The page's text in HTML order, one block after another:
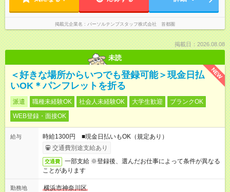
掲載元企業名 パーソルテンプスタッフ株式会社 首都圏
掲載日：2026.08.08
未読
NEW
＜好きな場所からいつでも登録可能＞現金日払
いOK＊パンフレットを折る
派遣 職種未経験OK 社会人未経験OK 大学生歓迎
ブランクOK
WEB登録・面接OK
給与
時給1300円 ■現金日払いもOK（規定あり）
交通費別途支給あり
交通費
一部支給 ※登録後、選んだお仕事によって条件が異なる
ことがあります
勤務地 横浜市神奈川区